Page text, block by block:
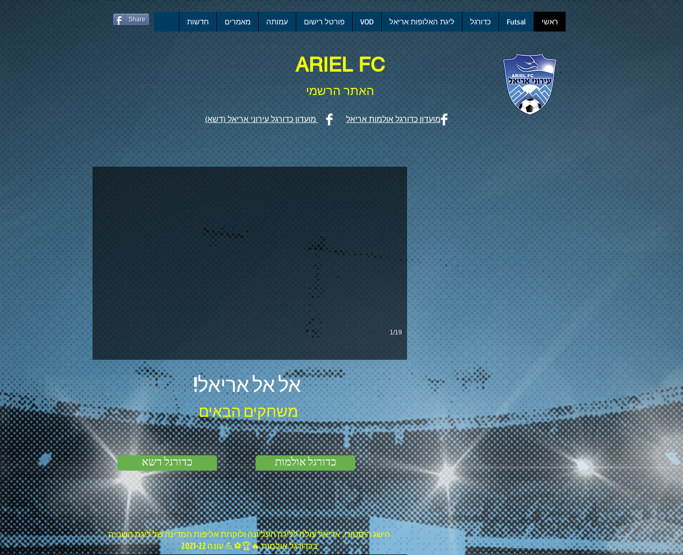
Share חדשות מאמרים עמותה פורטל רישום VOD ליגת האלופות אריאל כדורגל Futsal ראשי
ARIEL FC
האתר הרשמי
מועדון כדורגל עירוני אריאל (דשא) מועדון כדורגל אולמות אריאל
הישג היסטורי: קבוצת הנוער של מועדון כדורגל עירוני אריאל זוכה באליפות המחוז ועולה לליגה הארצית🏆 2022
1/19
אל אל אריאל!
כדורגל דשא כדורגל אולמות
משחקים הבאים
הישג היסטורי, אריאל עולה לליגה העליונה ולוקחת אליפות המדינה של ליגת השנייה
בכדורגל אולמות 🔥🏆⚽💪 עונה 2021-22